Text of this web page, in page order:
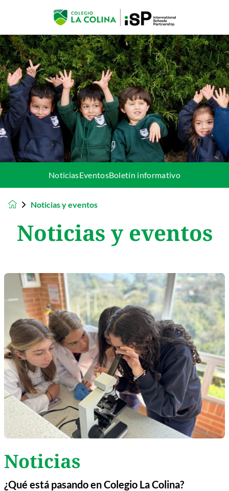
NoticiasEventosBoletín informativo
Noticias y eventos
Noticias y eventos
Noticias
¿Qué está pasando en Colegio La Colina?